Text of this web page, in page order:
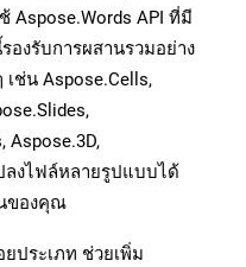
Aspose.Words API ที่มี
งรับการผสานรวมอย่าง
ช่น Aspose.Cells,
Aspose.3D,
ลงไฟล์หลายรูปแบบได้
ของคุณ
ประเภท ช่วยเพิ่ม